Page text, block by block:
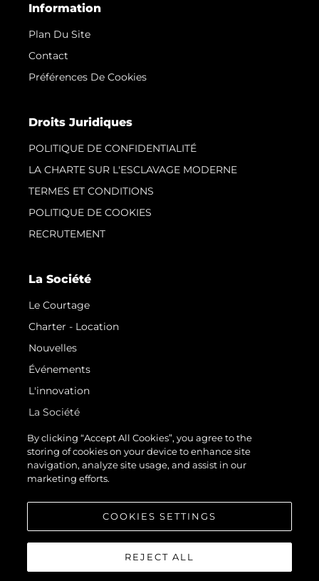
Information
Plan Du Site
Contact
Préférences De Cookies
Droits Juridiques
POLITIQUE DE CONFIDENTIALITÉ
LA CHARTE SUR L'ESCLAVAGE MODERNE
TERMES ET CONDITIONS
POLITIQUE DE COOKIES
RECRUTEMENT
La Société
Le Courtage
Charter - Location
Nouvelles
Événements
L'innovation
La Société
Notre Équipe
Style De Vie
Notre Héritage
By clicking “Accept All Cookies”, you agree to the
storing of cookies on your device to enhance site
navigation, analyze site usage, and assist in our
marketing efforts.
COOKIES SETTINGS
REJECT ALL